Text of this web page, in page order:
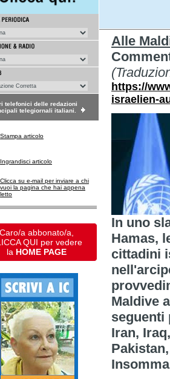
telefonici delle redazioni
telegiornali italiani.
Stampa articolo
Ingrandisci articolo
Clicca su e-mail per inviare a chi
vuoi la pagina che hai appena
letto
Caro/a abbonato/a,
QUI per vedere
la HOME PAGE
Alle
https://
israelien-
In uno
Hamas,
cittadini
Maldive
seguenti
Iran,